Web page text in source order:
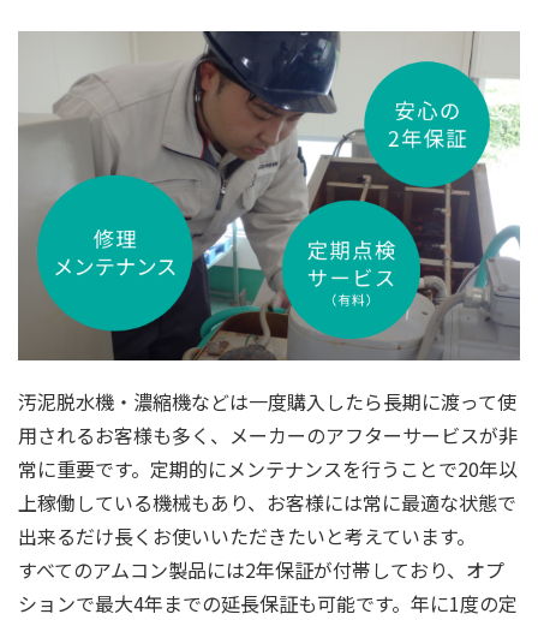
汚泥脱水機・濃縮機などは一度購入したら長期に渡って使
用されるお客様も多く、メーカーのアフターサービスが非
常に重要です。定期的にメンテナンスを行うことで20年以
上稼働している機械もあり、お客様には常に最適な状態で
出来るだけ長くお使いいただきたいと考えています。
すべてのアムコン製品には2年保証が付帯しており、オプ
ションで最大4年までの延長保証も可能です。年に1度の定